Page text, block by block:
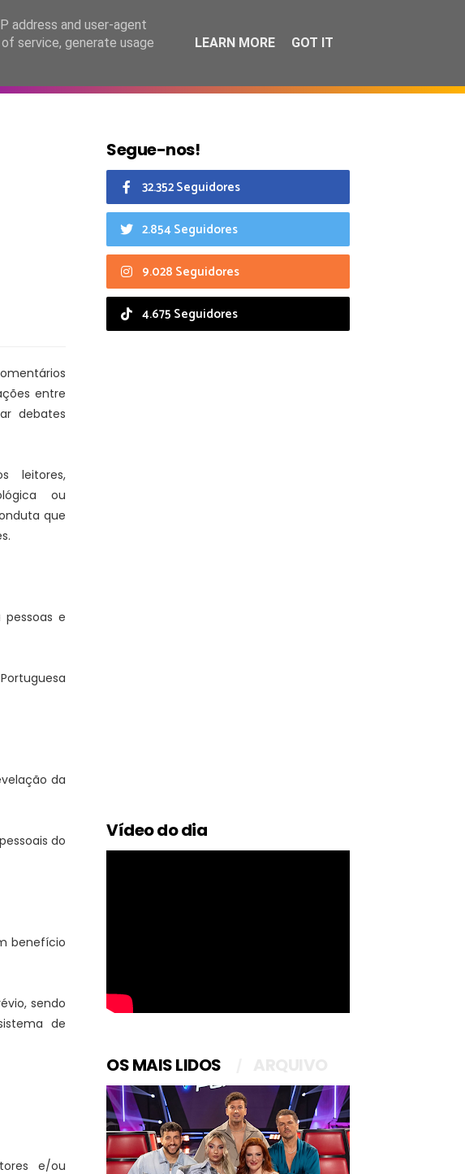
ESPECIAIS CALENDÁRIO
entre
debates
leitores,
ou
que
e
da
do
benefício
sendo
de
e/ou
Segue-nos!
32.352 Seguidores
2.854 Seguidores
9.028 Seguidores
4.675 Seguidores
Vídeo do dia
OS MAIS LIDOS
address and user-agent
service, generate usage
LEARN MORE GOT IT